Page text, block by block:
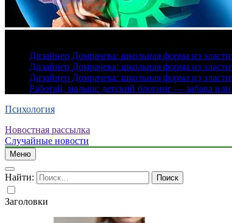
Дизайнер Домрачева: школьная форма из
Дизайнер Домрачева: школьная форма из
Дизайнер Домрачева: школьная форма из
Работай, малыш: детский блогинг — забава
Психология
Новостная рассылка
Случайные новости
Меню
Найти:
Заголовки